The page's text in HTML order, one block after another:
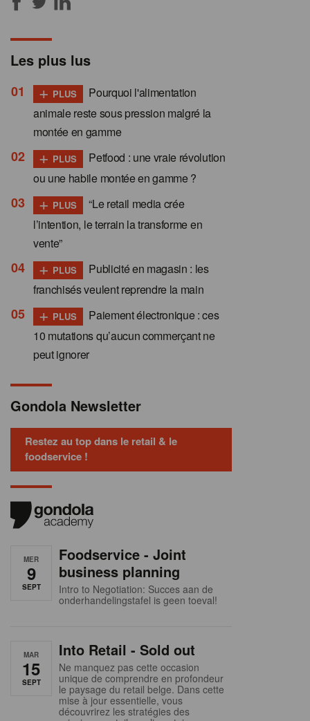
Les plus lus
+ PLUS
Pourquoi l'alimentation
animale reste sous pression malgré la
montée en gamme
+ PLUS
Petfood : une vraie révolution
ou une habile montée en gamme ?
+ PLUS
“Le retail media crée
l’intention, le terrain la transforme en
vente”
+ PLUS
Publicité en magasin : les
franchisés veulent reprendre la main
+ PLUS
Paiement électronique : ces
10 mutations qu’aucun commerçant ne
peut ignorer
Gondola Newsletter
Restez au top dans le retail & le
foodservice !
MER
9
SEPT
Foodservice - Joint
business planning
Intro to Negotiation: Succes aan de
onderhandelingstafel is geen toeval!
MAR
15
SEPT
Into Retail - Sold out
Ne manquez pas cette occasion
unique de comprendre en profondeur
le paysage du retail belge. Dans cette
mise à jour essentielle, vous
découvrirez les stratégies des